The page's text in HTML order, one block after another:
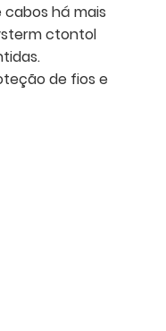
cabos há mais
ctontol
de fios e